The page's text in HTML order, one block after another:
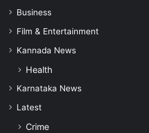
Business
Film & Entertainment
Kannada News
Health
Karnataka News
Latest
Crime